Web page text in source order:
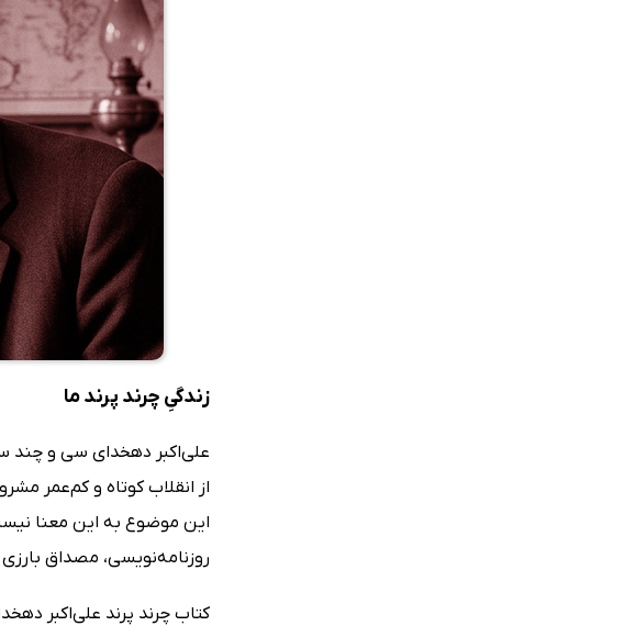
زندگیِ چرند پرند ما
علی‌اکبر دهخدای سی و چند
از انقلاب کوتاه و کم‌عمر
این موضوع به این معنا
روزنامه‌نویسی، مصداق